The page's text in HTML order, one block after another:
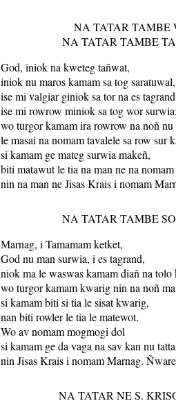
NA TATAR TAMBE
NA TATAR TAMBE
God, iniok na kweteg tañwat,
iniok nu maros kamam sa tog saratuwal,
ise mi valgiar giniok sa tor na es
ise mi rowrow miniok sa tog wor
wo turgor kamam ira rowrow na noñ
le masai na nomam tavalele sa row sur
si kamam ge mateg surwia makeñ,
biti matawut le tia na man ne na
nin na man ne Jisas Krais i nomam
NA TATAR TAMBE
Marnag, i Tamamam ketket,
God nu man surwia, i es tagrand,
niok ma le waswas kamam diañ na tolo
wo turgor kamam kwarig nin na noñ
si kamam biti si tia le sisat kwarig,
nan biti rowler le tia le matewot.
Wo av nomam mogmogi dol
si kamam ge da vaga na sav kan nu
nin Jisas Krais i nomam Marnag.
NA TATAR NE S.